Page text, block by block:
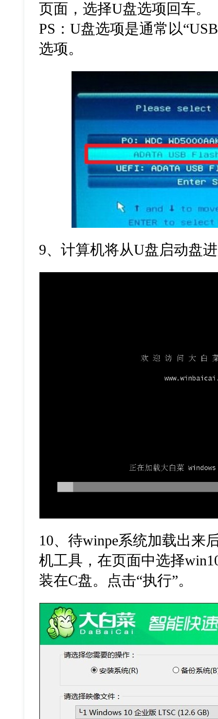
页面，选择U盘选项回车。
PS ：U盘选项是通常以“USB
选项。
9、计算机将从U盘启动盘
10、待winpe系统加载出来
机工具，在页面中选择
装在C盘。点击“执行”。